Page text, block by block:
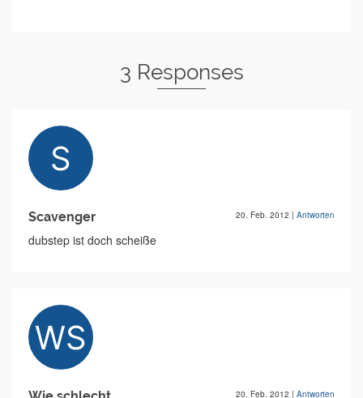
3 Responses
Scavenger 20. Feb. 2012 | Antworten
dubstep ist doch scheiße
20. Feb. 2012 | Antworten